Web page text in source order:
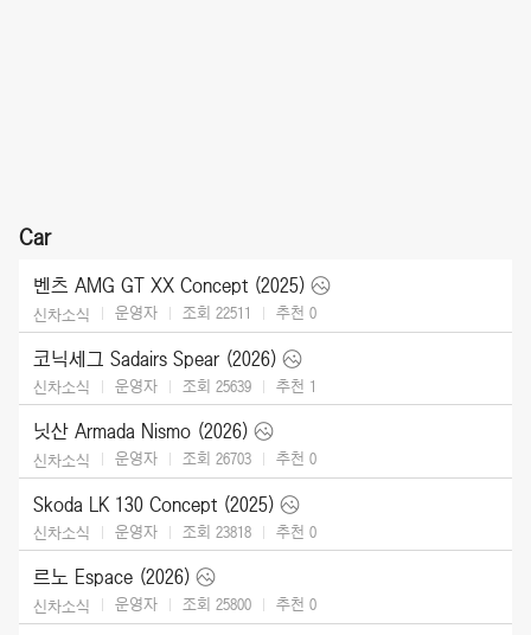
Car
벤츠 AMG GT XX Concept (2025)
신차소식 운영자 조회 22511 추천 0
코닉세그 Sadairs Spear (2026)
신차소식 운영자 조회 25639 추천 1
닛산 Armada Nismo (2026)
신차소식 운영자 조회 26703 추천 0
Skoda LK 130 Concept (2025)
신차소식 운영자 조회 23818 추천 0
르노 Espace (2026)
신차소식 운영자 조회 25800 추천 0